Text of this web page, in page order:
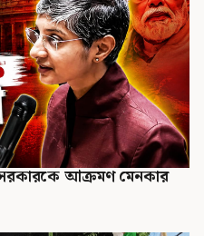
সরকারকে আক্রমণ মেনকার